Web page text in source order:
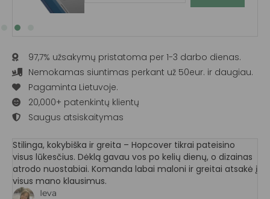
97,7% užsakymų pristatoma per 1-3 darbo dienas.
Nemokamas siuntimas perkant už 50eur. ir daugiau.
Pagaminta Lietuvoje.
20,000+ patenkintų klientų
Saugus atsiskaitymas
Ieva
Stilinga, kokybiška ir greita – Hopcover tikrai pateisino
visus lūkesčius. Dėklą gavau vos po kelių dienų, o dizainas
atrodo nuostabiai. Komanda labai maloni ir greitai atsakė į
visus mano klausimus.